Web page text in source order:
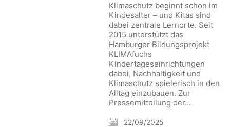
Klimaschutz beginnt schon im
Kindesalter – und Kitas sind
dabei zentrale Lernorte. Seit
2015 unterstützt das
Hamburger Bildungsprojekt
KLIMAfuchs
Kindertageseinrichtungen
dabei, Nachhaltigkeit und
Klimaschutz spielerisch in den
Alltag einzubauen. Zur
Pressemitteilung der…
22/09/2025